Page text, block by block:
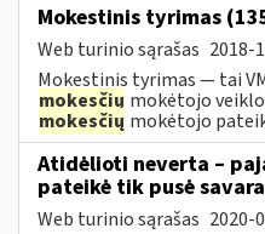
Mokestinis tyrimas
Web turinio sąrašas 2018-
Mokestinis tyrimas — tai
mokesčių mokėtojo
mokesčių mokėtojo
Atidėlioti neverta –
pateikė tik pusė
Web turinio sąrašas 2020-